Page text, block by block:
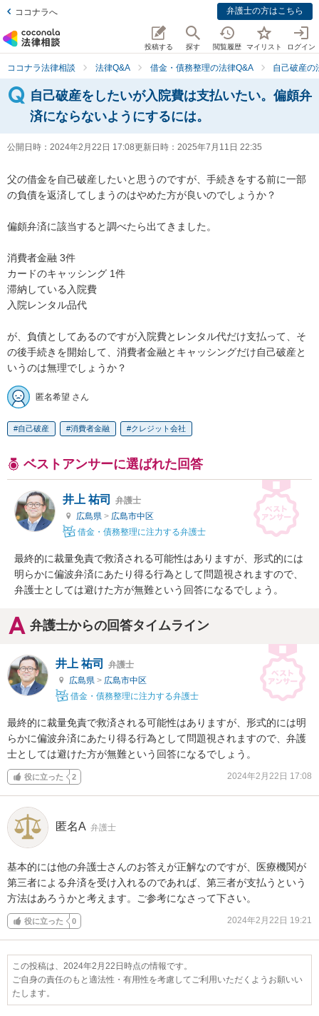
ココナラへ 弁護士の方はこちら
投稿する 探す 閲覧履歴 マイリスト ログイン
ココナラ法律相談 法律Q&A 借金・債務整理の法律Q&A 自己破産の
自己破産をしたいが入院費は支払いたい。偏頗弁
済にならないようにするには。
公開日時： 2024年2月22日 17:08更新日時： 2025年7月11日 22:35
父の借金を自己破産したいと思うのですが、手続きをする前に一部
の負債を返済してしまうのはやめた方が良いのでしょうか？
偏頗弁済に該当すると調べたら出てきました。
消費者金融 3件
カードのキャッシング 1件
滞納している入院費
入院レンタル品代
が、負債としてあるのですが入院費とレンタル代だけ支払って、そ
の後手続きを開始して、消費者金融とキャッシングだけ自己破産と
いうのは無理でしょうか？
匿名希望 さん
自己破産 消費者金融 クレジット会社
ベストアンサーに選ばれた回答
井上 祐司
弁護士
広島県 > 広島市中区
借金・債務整理に注力する弁護士
最終的に裁量免責で救済される可能性はありますが、形式的には
明らかに偏波弁済にあたり得る行為として問題視されますので、
弁護士としては避けた方が無難という回答になるでしょう。
弁護士からの回答タイムライン
井上 祐司
弁護士
広島県 > 広島市中区
借金・債務整理に注力する弁護士
最終的に裁量免責で救済される可能性はありますが、形式的には明
らかに偏波弁済にあたり得る行為として問題視されますので、弁護
士としては避けた方が無難という回答になるでしょう。
役に立った 2 2024年2月22日 17:08
匿名A 弁護士
基本的には他の弁護士さんのお答えが正解なのですが、医療機関が
第三者による弁済を受け入れるのであれば、第三者が支払うという
方法はあろうかと考えます。ご参考になさって下さい。
役に立った 0 2024年2月22日 19:21
この投稿は、2024年2月22日時点の情報です。
ご自身の責任のもと適法性・有用性を考慮してご利用いただくようお願いい
たします。